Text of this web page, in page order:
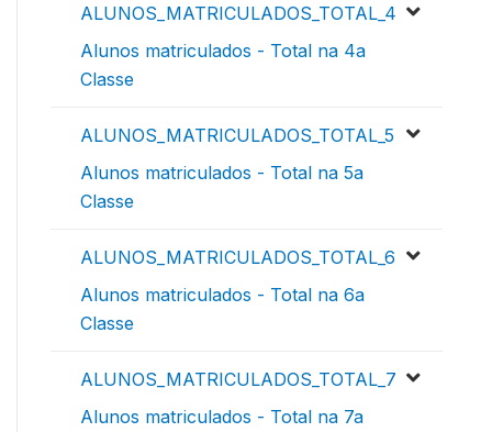
ALUNOS_MATRICULADOS_TOTAL_4
Alunos matriculados - Total na 4a
Classe
ALUNOS_MATRICULADOS_TOTAL_5
Alunos matriculados - Total na 5a
Classe
ALUNOS_MATRICULADOS_TOTAL_6
Alunos matriculados - Total na 6a
Classe
ALUNOS_MATRICULADOS_TOTAL_7
Alunos matriculados - Total na 7a